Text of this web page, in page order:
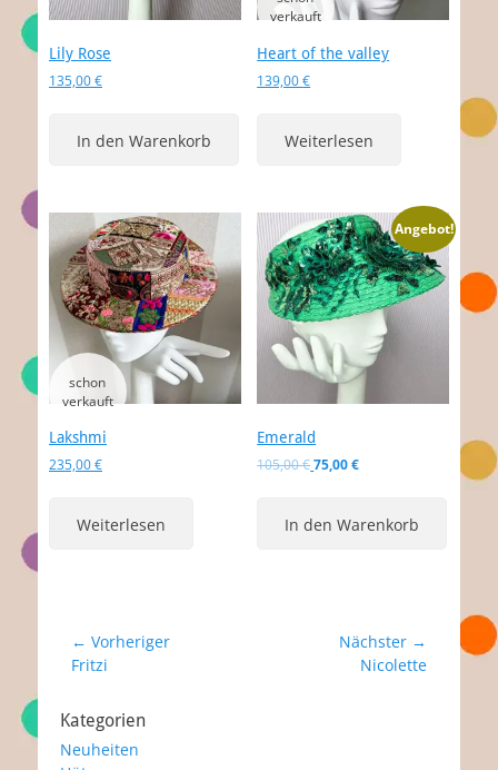
Lily Rose
135,00€
In den Warenkorb
Heart of the valley
139,00€
Weiterlesen
Lakshmi
235,00€
Weiterlesen
Angebot!
Emerald
105,00€Ursprünglicher
105,00 €
75,00€Aktueller
75,00 €.
In den Warenkorb
Beitragsnavigation
← Vorheriger
Vorheriger
Fritzi
Nächster →
Nicolette
Kategorien
Neuheiten